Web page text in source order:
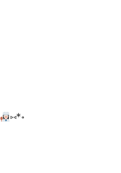
⑅*॰